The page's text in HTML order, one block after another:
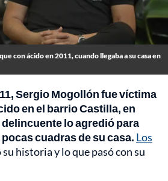
con ácido en 2011, cuando llegaba a su casa en
Sergio Mogollón fue víctima
en el barrio Castilla, en
lo agredió para
cuadras de su casa. Los
historia y lo que pasó con su